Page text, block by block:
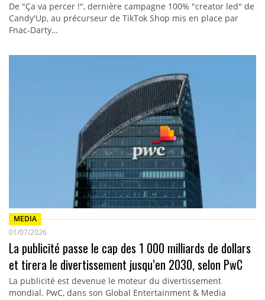
De "Ça va percer !", dernière campagne 100% "creator led" de
Candy'Up, au précurseur de TikTok Shop mis en place par
Fnac-Darty…
MEDIA
01/07/2026
La publicité passe le cap des 1 000 milliards de dollars
et tirera le divertissement jusqu’en 2030, selon PwC
La publicité est devenue le moteur du divertissement
mondial. PwC, dans son Global Entertainment & Media